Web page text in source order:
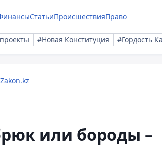
СтатьиПроисшествияПраво
#Новая Конституция #Гордость
или бороды –